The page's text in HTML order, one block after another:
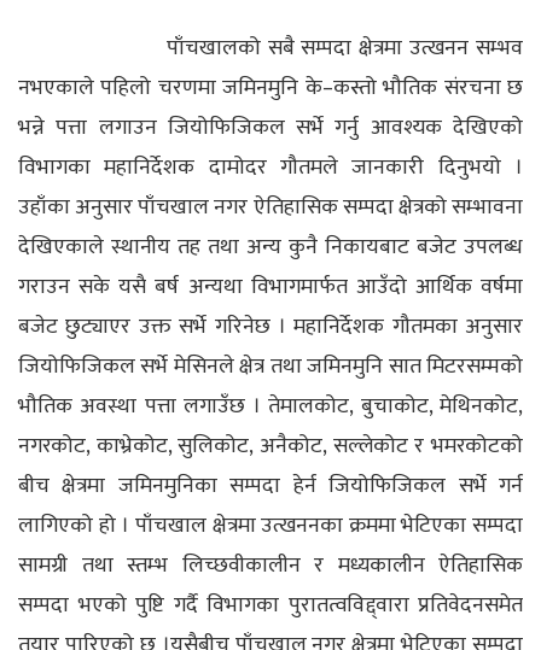
पाँचखालको सबै सम्पदा क्षेत्रमा उत्खनन सम्भव
नभएकाले पहिलो चरणमा जमिनमुनि के–कस्तो भौतिक संरचना छ
भन्ने पत्ता लगाउन जियोफिजिकल सर्भे गर्नु आवश्यक देखिएको
विभागका महानिर्देशक दामोदर गौतमले जानकारी दिनुभयो ।
उहाँका अनुसार पाँचखाल नगर ऐतिहासिक सम्पदा क्षेत्रको सम्भावना
देखिएकाले स्थानीय तह तथा अन्य कुनै निकायबाट बजेट उपलब्ध
गराउन सके यसै बर्ष अन्यथा विभागमार्फत आउँदो आर्थिक वर्षमा
बजेट छुट्याएर उक्त सर्भे गरिनेछ । महानिर्देशक गौतमका अनुसार
जियोफिजिकल सर्भे मेसिनले क्षेत्र तथा जमिनमुनि सात मिटरसम्मको
भौतिक अवस्था पत्ता लगाउँछ । तेमालकोट, बुचाकोट, मेथिनकोट,
नगरकोट, काभ्रेकोट, सुलिकोट, अनैकोट, सल्लेकोट र भमरकोटको
बीच क्षेत्रमा जमिनमुनिका सम्पदा हेर्न जियोफिजिकल सर्भे गर्न
लागिएको हो । पाँचखाल क्षेत्रमा उत्खननका क्रममा भेटिएका सम्पदा
सामग्री तथा स्तम्भ लिच्छवीकालीन र मध्यकालीन ऐतिहासिक
सम्पदा भएको पुष्टि गर्दै विभागका पुरातत्वविद्द्वारा प्रतिवेदनसमेत